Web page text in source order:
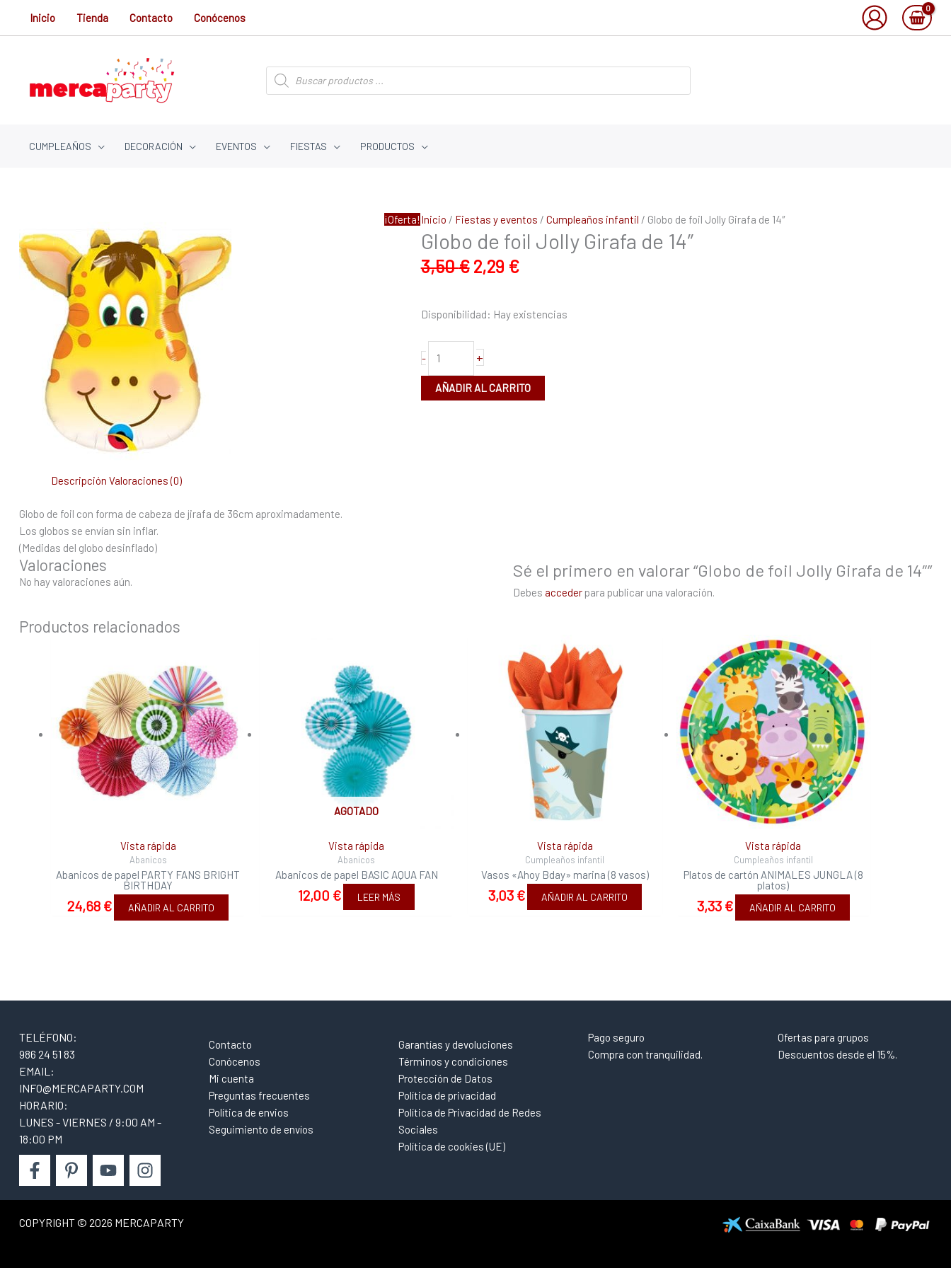
Inicio Tienda Contacto Conócenos
Búsqueda
de
productos
CUMPLEAÑOS DECORACIÓN EVENTOS FIESTAS PRODUCTOS
¡Oferta! Inicio / Fiestas y eventos / Cumpleaños infantil / Globo de foil Jolly Girafa de 14″
Globo de foil Jolly Girafa de 14″
3,50€
El
precio
original
era:
2,29 €
El
precio
actual
es:
Disponibilidad: Hay existencias
-
Globo
de
foil
Jolly
14"
+
AÑADIR AL CARRITO
Descripción Valoraciones (0)
Globo de foil con forma de cabeza de jirafa de 36cm aproximadamente.
Los globos se envían sin inflar.
(Medidas del globo desinflado)
Valoraciones
No hay valoraciones aún.
Sé el primero en valorar “Globo de foil Jolly Girafa de 14″”
Debes acceder para publicar una valoración.
Productos relacionados
Vista rápida
Abanicos
Abanicos de papel PARTY FANS BRIGHT
BIRTHDAY
24,68 € AÑADIR AL CARRITO
AGOTADO
Vista rápida
Abanicos
Abanicos de papel BASIC AQUA FAN
12,00 € LEER MÁS
Vista rápida
Cumpleaños infantil
Vasos «Ahoy Bday» marina (8 vasos)
3,03 € AÑADIR AL CARRITO
Vista rápida
Cumpleaños infantil
Platos de cartón ANIMALES JUNGLA (8
platos)
3,33 € AÑADIR AL CARRITO
TELÉFONO:
986 24 51 83
EMAIL:
INFO@MERCAPARTY.COM
HORARIO:
LUNES - VIERNES / 9:00 AM -
18:00 PM
Contacto
Conócenos
Mi cuenta
Preguntas frecuentes
Política de envios
Seguimiento de envíos
Garantías y devoluciones
Términos y condiciones
Protección de Datos
Política de privacidad
Política de Privacidad de Redes
Sociales
Política de cookies (UE)
Pago seguro
Compra con tranquilidad.
Ofertas para grupos
Descuentos desde el 15%.
COPYRIGHT © 2026 MERCAPARTY